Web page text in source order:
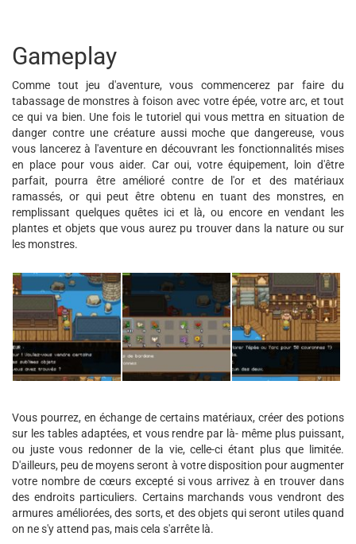
Gameplay
Comme tout jeu d'aventure, vous commencerez par faire du
tabassage de monstres à foison avec votre épée, votre arc, et tout
ce qui va bien. Une fois le tutoriel qui vous mettra en situation de
danger contre une créature aussi moche que dangereuse, vous
vous lancerez à l'aventure en découvrant les fonctionnalités mises
en place pour vous aider. Car oui, votre équipement, loin d'être
parfait, pourra être amélioré contre de l'or et des matériaux
ramassés, or qui peut être obtenu en tuant des monstres, en
remplissant quelques quêtes ici et là, ou encore en vendant les
plantes et objets que vous aurez pu trouver dans la nature ou sur
les monstres.
Vous pourrez, en échange de certains matériaux, créer des potions
sur les tables adaptées, et vous rendre par là- même plus puissant,
ou juste vous redonner de la vie, celle-ci étant plus que limitée.
D'ailleurs, peu de moyens seront à votre disposition pour augmenter
votre nombre de cœurs excepté si vous arrivez à en trouver dans
des endroits particuliers. Certains marchands vous vendront des
armures améliorées, des sorts, et des objets qui seront utiles quand
on ne s'y attend pas, mais cela s'arrête là.